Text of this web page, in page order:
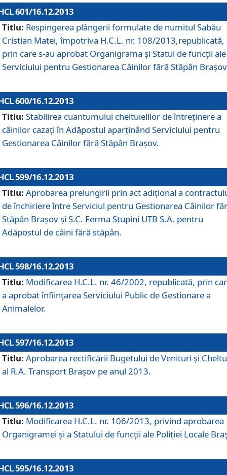
601/16.12.2013
Titlu: Respingerea plângerii formulate de numitul Sabău
Cristian Matei, împotriva H.C.L. nr. 108/2013,republicată,
prin care s-au aprobat Organigrama şi Statul de funcţii ale
Serviciului pentru Gestionarea Câinilor fără Stăpân
600/16.12.2013
Titlu: Stabilirea cuantumului cheltuielilor de întreţinere a
câinilor cazaţi în Adăpostul aparţinând Serviciului pentru
Gestionarea Câinilor fără Stăpân Braşov.
599/16.12.2013
Titlu: Aprobarea prelungirii prin act adiţional a
de închiriere între Serviciul pentru Gestionarea Câinilor
Stăpân Braşov şi S.C. Ferma Stupini UTB S.A. pentru
Adăpostul de câini fără stăpân.
598/16.12.2013
Titlu: Modificarea H.C.L. nr. 46/2002, republicată, prin
a aprobat înfiinţarea Serviciului Public de Gestionare a
Animalelor.
597/16.12.2013
Titlu: Aprobarea rectificării Bugetului de Venituri şi
al R.A. Transport Braşov pe anul 2013.
596/16.12.2013
Titlu: Modificarea H.C.L. nr. 106/2013, privind aprobarea
Organigramei şi a Statului de funcţii ale Poliţiei Locale
595/16.12.2013